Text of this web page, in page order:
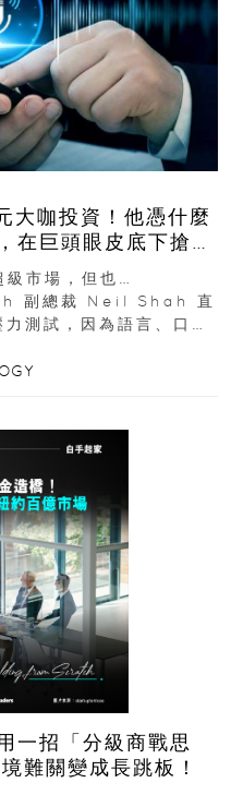
咖投資！他憑什麼
在巨頭眼皮底下搶下
市場，但也…
副總裁 Neil Shah 直
測試，因為語言、口音
一招「分級商戰思
難關變成長跳板！